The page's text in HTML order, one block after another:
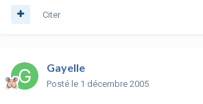
Citer
Gayelle
Posté le 1 décembre 2005